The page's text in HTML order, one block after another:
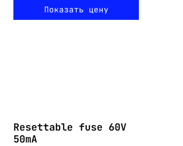
Показать цену
Resettable fuse 60V
50mA